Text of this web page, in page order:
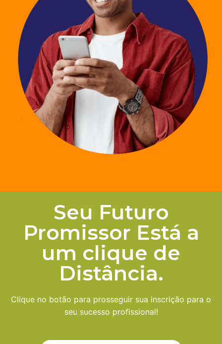
Seu Futuro
Promissor Está a
um clique de
Distância.
Clique no botão para prosseguir sua inscrição para o
seu sucesso profissional!